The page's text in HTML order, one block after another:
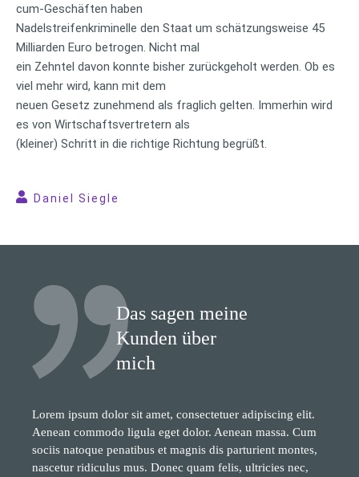
cum-Geschäften haben
Nadelstreifenkriminelle den Staat um schätzungsweise 45
Milliarden Euro betrogen. Nicht mal
ein Zehntel davon konnte bisher zurückgeholt werden. Ob es
viel mehr wird, kann mit dem
neuen Gesetz zunehmend als fraglich gelten. Immerhin wird
es von Wirtschaftsvertretern als
(kleiner) Schritt in die richtige Richtung begrüßt.
Daniel Siegle
Das sagen meine
Kunden über
mich
Lorem ipsum dolor sit amet, consectetuer adipiscing elit.
Aenean commodo ligula eget dolor. Aenean massa. Cum
sociis natoque penatibus et magnis dis parturient montes,
nascetur ridiculus mus. Donec quam felis, ultricies nec,